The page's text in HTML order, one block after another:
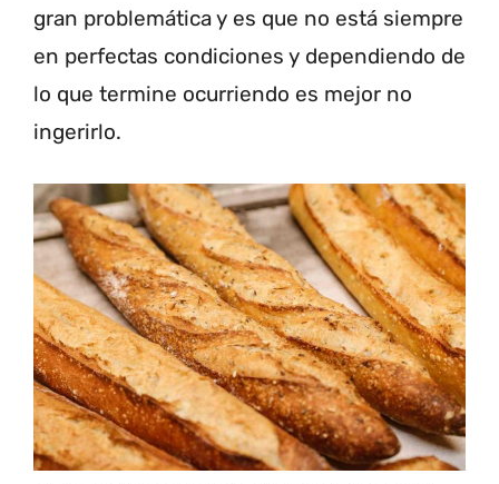
gran problemática y es que no está siempre
en perfectas condiciones y dependiendo de
lo que termine ocurriendo es mejor no
ingerirlo.